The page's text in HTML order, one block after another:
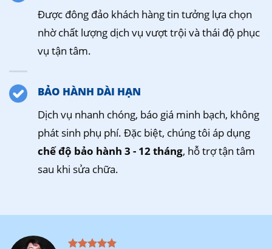
Được đông đảo khách hàng tin tưởng lựa chọn
nhờ chất lượng dịch vụ vượt trội và thái độ phục
vụ tận tâm.
BẢO HÀNH DÀI HẠN
Dịch vụ nhanh chóng, báo giá minh bạch, không
phát sinh phụ phí. Đặc biệt, chúng tôi áp dụng
chế độ bảo hành 3 - 12 tháng, hỗ trợ tận tâm
sau khi sửa chữa.